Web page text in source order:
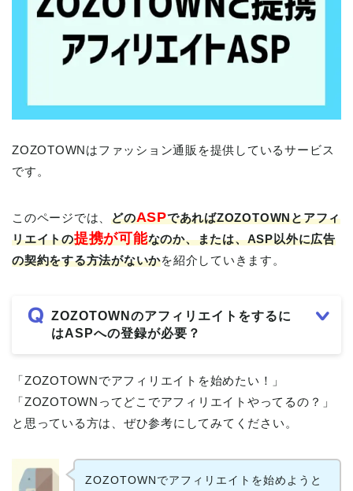
ZOZOTOWNはファッション通販を提供しているサービス
です。
このページでは、どのASPであればZOZOTOWNとアフィ
リエイトの提携が可能なのか、または、ASP以外に広告
の契約をする方法がないかを紹介していきます。
ZOZOTOWNのアフィリエイトをするに
はASPへの登録が必要？
「ZOZOTOWNでアフィリエイトを始めたい！」
「ZOZOTOWNってどこでアフィリエイトやってるの？」
と思っている方は、ぜひ参考にしてみてください。
ZOZOTOWNでアフィリエイトを始めようと